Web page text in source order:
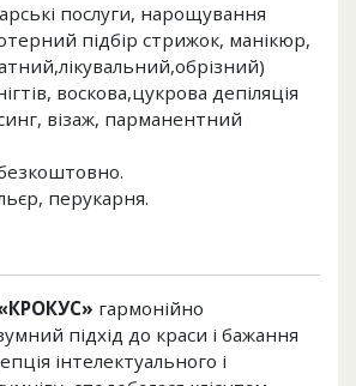
послуги, нарощування
підбір стрижок, манікюр,
воскова,цукрова депіляція
візаж, парманентний
перукарня.
гармонійно
підхід до краси і бажання
інтелектуального і